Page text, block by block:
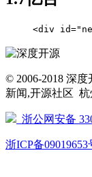
<div
© 2006-2018 深
新闻,开源社区
浙公网安备
浙ICP备09019653